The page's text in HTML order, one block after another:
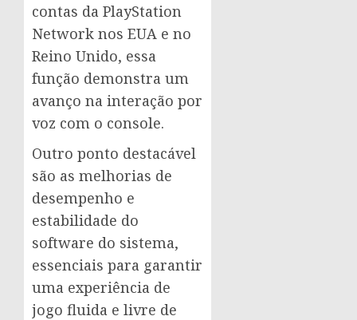
contas da PlayStation
Network nos EUA e no
Reino Unido, essa
função demonstra um
avanço na interação por
voz com o console.
Outro ponto destacável
são as melhorias de
desempenho e
estabilidade do
software do sistema,
essenciais para garantir
uma experiência de
jogo fluida e livre de